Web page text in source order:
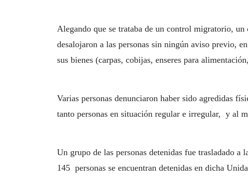
Alegando que se trataba de un control migratorio,
desalojaron a las personas sin ningún aviso previo,
sus bienes (carpas, cobijas, enseres para
Varias personas denunciaron haber sido agredidas
tanto personas en situación regular e irregular, y al
Un grupo de las personas detenidas fue trasladado
145 personas se encuentran detenidas en dicha